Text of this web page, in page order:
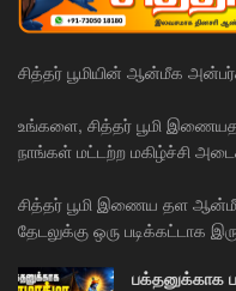
சித்தர் பூமியின் ஆன்மீக
உங்களை, சித்தர் பூமி
நாங்கள் மட்டற்ற மகிழ்ச்சி
சித்தர் பூமி இணைய தள
தேடலுக்கு ஒரு படிக்கட்டாக
பக்தனுக்காக